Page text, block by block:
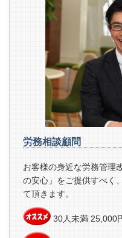
労務相談顧問
お客様の身近な労務管理
の安心」をご提供すべく
て頂きます。
30人未満 25,000